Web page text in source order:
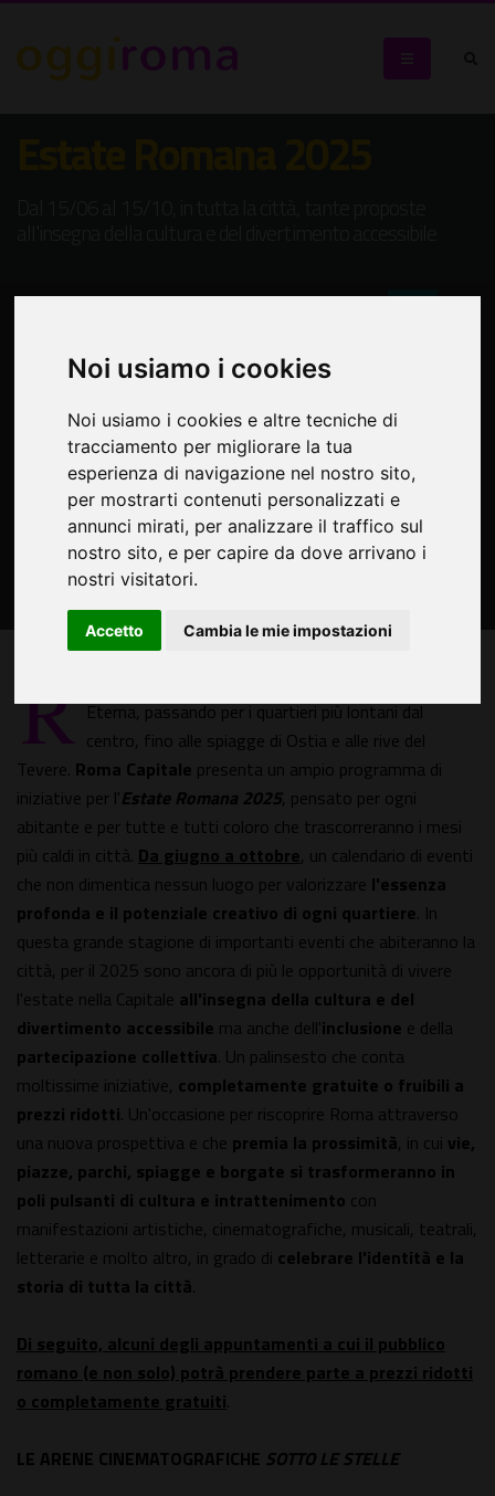
Noi usiamo i cookies
Noi usiamo i cookies e altre tecniche di
tracciamento per migliorare la tua
esperienza di navigazione nel nostro sito,
per mostrarti contenuti personalizzati e
annunci mirati, per analizzare il traffico sul
nostro sito, e per capire da dove arrivano i
nostri visitatori.
Accetto Cambia le mie impostazioni
R Eterna, passando per i quartieri più lontani dal
centro, fino alle spiagge di Ostia e alle rive del
Tevere. Roma Capitale presenta un ampio programma di
iniziative per l'Estate Romana 2025, pensato per ogni
abitante e per tutte e tutti coloro che trascorreranno i mesi
più caldi in città. Da giugno a ottobre, un calendario di eventi
che non dimentica nessun luogo per valorizzare l'essenza
profonda e il potenziale creativo di ogni quartiere. In
questa grande stagione di importanti eventi che abiteranno la
città, per il 2025 sono ancora di più le opportunità di vivere
l'estate nella Capitale all'insegna della cultura e del
divertimento accessibile ma anche dell'inclusione e della
partecipazione collettiva. Un palinsesto che conta
moltissime iniziative, completamente gratuite o fruibili a
prezzi ridotti. Un'occasione per riscoprire Roma attraverso
una nuova prospettiva e che premia la prossimità, in cui vie,
piazze, parchi, spiagge e borgate si trasformeranno in
poli pulsanti di cultura e intrattenimento con
manifestazioni artistiche, cinematografiche, musicali, teatrali,
letterarie e molto altro, in grado di celebrare l'identità e la
storia di tutta la città.
Di seguito, alcuni degli appuntamenti a cui il pubblico
romano (e non solo) potrà prendere parte a prezzi ridotti
o completamente gratuiti.
LE ARENE CINEMATOGRAFICHE SOTTO LE STELLE